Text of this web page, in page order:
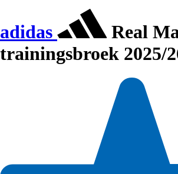
adidas
Real
trainingsbroek 2025/